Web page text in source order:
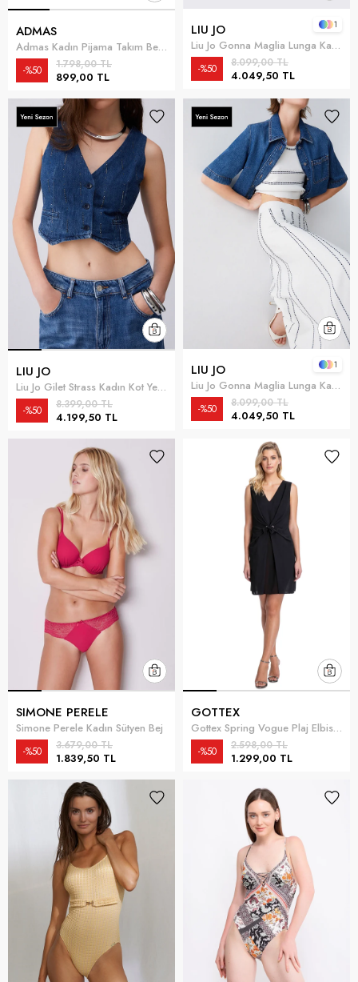
ADMAS
Admas Kadın Pijama Takım Beyaz
899,00 TL
1.798,00 TL
%50
LIU JO
Liu Jo Gonna Maglia Lunga Kadın Etek Çok Renkli
4.049,50 TL
8.099,00 TL
%50
1
LIU JO
Liu Jo Gilet Strass Kadın Kot Yelek Mavi
4.199,50 TL
8.399,00 TL
%50
LIU JO
Liu Jo Gonna Maglia Lunga Kadın Etek Çok Renkli
4.049,50 TL
8.099,00 TL
%50
1
SIMONE PERELE
Simone Perele Kadın Sütyen Bej
1.839,50 TL
3.679,00 TL
%50
GOTTEX
Gottex Spring Vogue Plaj Elbisesi Siyah
1.299,00 TL
2.598,00 TL
%50